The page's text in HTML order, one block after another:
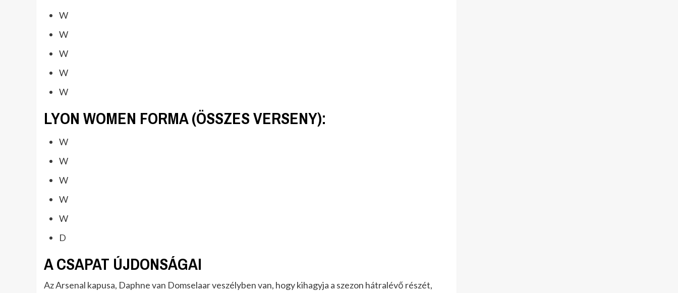
W
W
W
W
W
LYON WOMEN FORMA (ÖSSZES VERSENY):
W
W
W
W
W
D
A CSAPAT ÚJDONSÁGAI
Az Arsenal kapusa, Daphne van Domselaar veszélyben van, hogy kihagyja a szezon hátralévő részét,